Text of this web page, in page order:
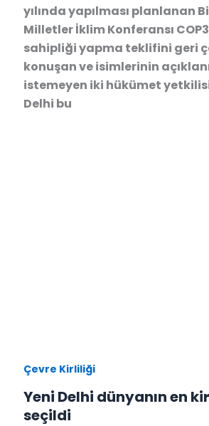
yılında yapılması planlanan
Milletler İklim Konferansı
sahipliği yapma teklifini geri
konuşan ve isimlerinin
istemeyen iki hükümet
Delhi bu
Çevre Kirliliği
Yeni Delhi dünyanın en
seçildi